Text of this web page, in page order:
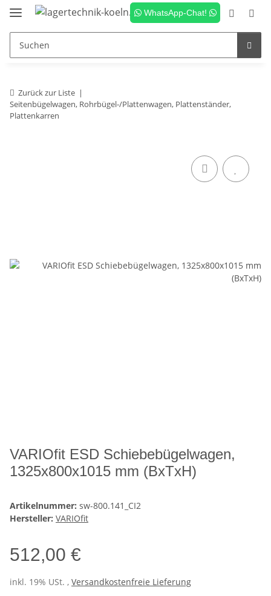
WhatsApp-Chat!
Zurück zur Liste
Seitenbügelwagen, Rohrbügel-/Plattenwagen, Plattenständer,
Plattenkarren
VARIOfit ESD Schiebebügelwagen,
1325x800x1015 mm (BxTxH)
Artikelnummer: sw-800.141_CI2
Hersteller: VARIOfit
512,00 €
inkl. 19% USt. , Versandkostenfreie Lieferung